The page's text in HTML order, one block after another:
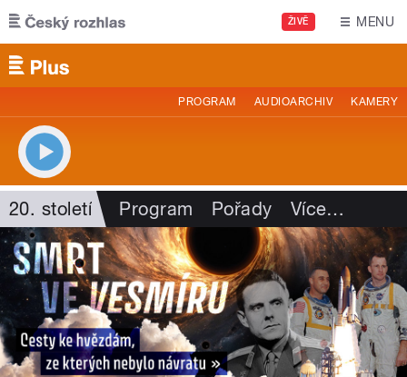
Přejít k hlavnímu obsahu
ŽIVĚ MENU
PROGRAM AUDIOARCHIV KAMERY
20. století Program Pořady Více…